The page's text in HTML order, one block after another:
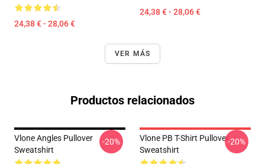
24,38 € - 28,06 €
24,38 € - 28,06 €
VER MÁS
Productos relacionados
Vlone Angles Pullover
Sweatshirt
-20%
Vlone PB T-Shirt Pullover
Sweatshirt
-20%